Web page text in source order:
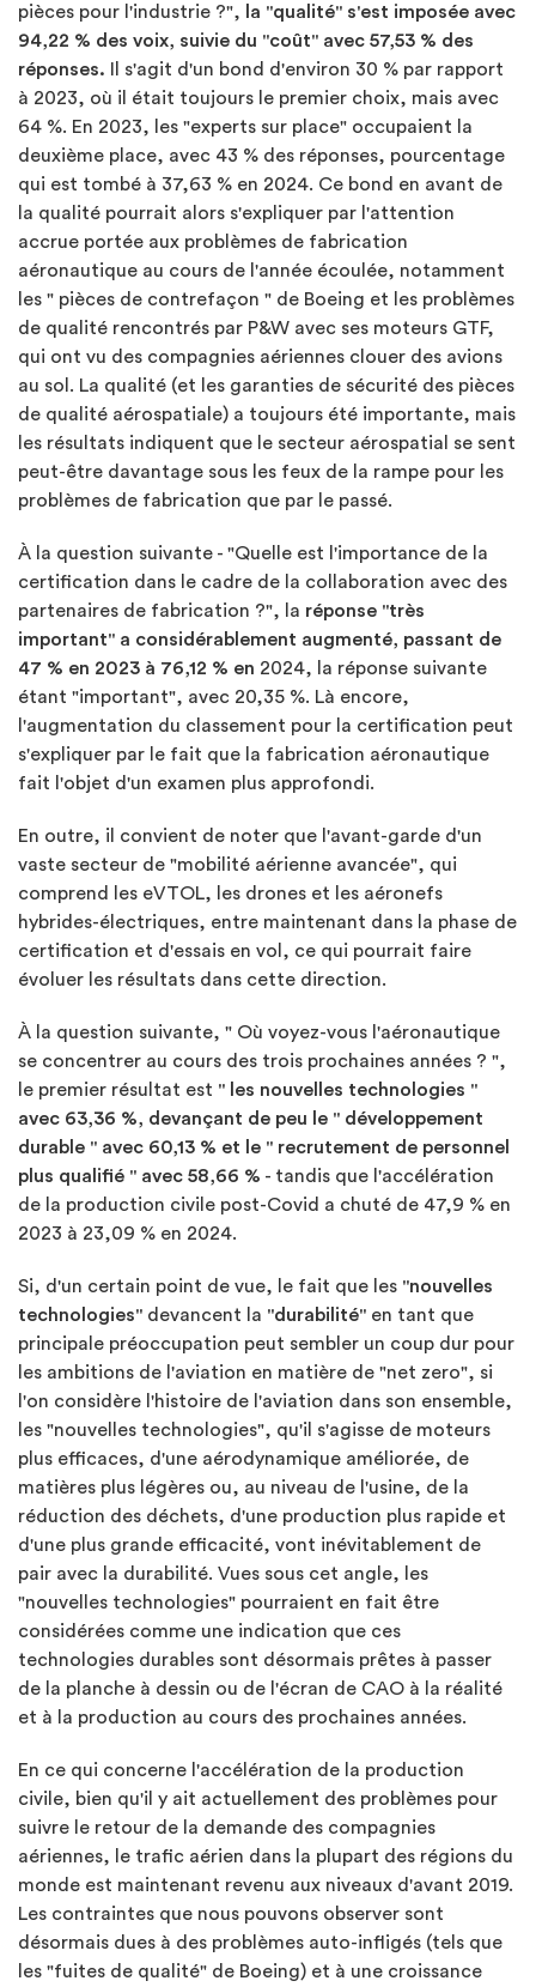
pièces pour l'industrie ?",
la "qualité" s'est imposée avec
94,22 % des voix, suivie du "coût" avec 57,53 % des
réponses. Il s'agit d'un bond d'environ 30 % par rapport
à 2023, où il était toujours le premier choix, mais avec
64 %. En 2023, les "experts sur place" occupaient la
deuxième place, avec 43 % des réponses, pourcentage
qui est tombé à 37,63 % en 2024. Ce bond en avant de
la qualité pourrait alors s'expliquer par l'attention
accrue portée aux problèmes de fabrication
aéronautique au cours de l'année écoulée, notamment
les " pièces de contrefaçon " de Boeing et les problèmes
de qualité rencontrés par P&W avec ses moteurs GTF,
qui ont vu des compagnies aériennes clouer des avions
au sol. La qualité (et les garanties de sécurité des pièces
de qualité aérospatiale) a toujours été importante, mais
les résultats indiquent que le secteur aérospatial se sent
peut-être davantage sous les feux de la rampe pour les
problèmes de fabrication que par le passé.
À la question suivante - "Quelle est l'importance de la
certification dans le cadre de la collaboration avec des
partenaires de fabrication ?", la réponse "très
important" a considérablement augmenté, passant de
47 % en 2023 à 76,12 % en 2024, la réponse suivante
étant "important", avec 20,35 %. Là encore,
l'augmentation du classement pour la certification peut
s'expliquer par le fait que la fabrication aéronautique
fait l'objet d'un examen plus approfondi.
En outre, il convient de noter que l'avant-garde d'un
vaste secteur de "mobilité aérienne avancée", qui
comprend les eVTOL, les drones et les aéronefs
hybrides-électriques, entre maintenant dans la phase de
certification et d'essais en vol, ce qui pourrait faire
évoluer les résultats dans cette direction.
À la question suivante, " Où voyez-vous l'aéronautique
se concentrer au cours des trois prochaines années ? ",
le premier résultat est " les nouvelles technologies "
avec 63,36 %, devançant de peu le " développement
durable " avec 60,13 % et le " recrutement de personnel
plus qualifié " avec 58,66 % - tandis que l'accélération
de la production civile post-Covid a chuté de 47,9 % en
2023 à 23,09 % en 2024.
Si, d'un certain point de vue, le fait que les "nouvelles
technologies" devancent la "durabilité" en tant que
principale préoccupation peut sembler un coup dur pour
les ambitions de l'aviation en matière de "net zero", si
l'on considère l'histoire de l'aviation dans son ensemble,
les "nouvelles technologies", qu'il s'agisse de moteurs
plus efficaces, d'une aérodynamique améliorée, de
matières plus légères ou, au niveau de l'usine, de la
réduction des déchets, d'une production plus rapide et
d'une plus grande efficacité, vont inévitablement de
pair avec la durabilité. Vues sous cet angle, les
"nouvelles technologies" pourraient en fait être
considérées comme une indication que ces
technologies durables sont désormais prêtes à passer
de la planche à dessin ou de l'écran de CAO à la réalité
et à la production au cours des prochaines années.
En ce qui concerne l'accélération de la production
civile, bien qu'il y ait actuellement des problèmes pour
suivre le retour de la demande des compagnies
aériennes, le trafic aérien dans la plupart des régions du
monde est maintenant revenu aux niveaux d'avant 2019.
Les contraintes que nous pouvons observer sont
désormais dues à des problèmes auto-infligés (tels que
les "fuites de qualité" de Boeing) et à une croissance